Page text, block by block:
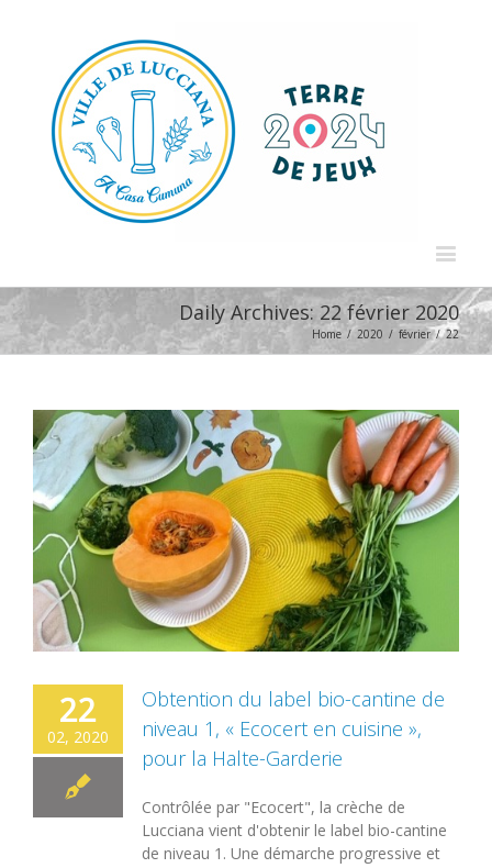
Daily Archives:22 février 2020
Home / 2020 / février / 22
22
02, 2020
Obtention du label bio-cantine de
niveau 1, « Ecocert en cuisine »,
pour la Halte-Garderie
Contrôlée par "Ecocert", la crèche de
Lucciana vient d'obtenir le label bio-cantine
de niveau 1. Une démarche progressive et